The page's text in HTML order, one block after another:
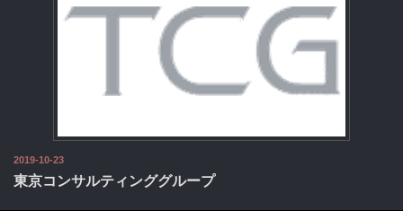
2019-10-23
東京コンサルティンググループ